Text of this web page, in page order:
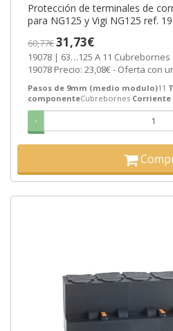
Protección de terminales de
para NG125 y Vigi NG125 ref.
60,77€31,73€
19078 | 63…125 A 11 Cubrebornes de Schneider Electric ref.
19078 Precio: 23,08€ - Oferta con
Pasos de 9mm (medio modulo)11
componenteCubrebornes
-